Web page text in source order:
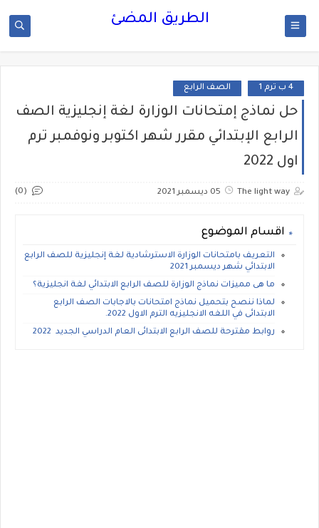
الطريق المضئ
4 ب ترم 1 الصف الرابع
حل نماذج إمتحانات الوزارة لغة إنجليزية الصف
الرابع الإبتدائي مقرر شهر اكتوبر ونوفمبر ترم
اول 2022
The light way 05 ديسمبر 2021 (0)
اقسام الموضوع
التعريف بامتحانات الوزارة الاسترشادية لغة إنجليزية للصف الرابع
الابتدائي شهر ديسمبر 2021
ما هى مميزات نماذج الوزارة للصف الرابع الابتدائي لغة انجليزية؟
لماذا ننصح بتحميل نماذج امتحانات بالاجابات الصف الرابع
الابتدائى في اللغه الانجليزيه الترم الاول 2022.
روابط مقترحة للصف الرابع الابتدائى العام الدراسي الجديد 2022